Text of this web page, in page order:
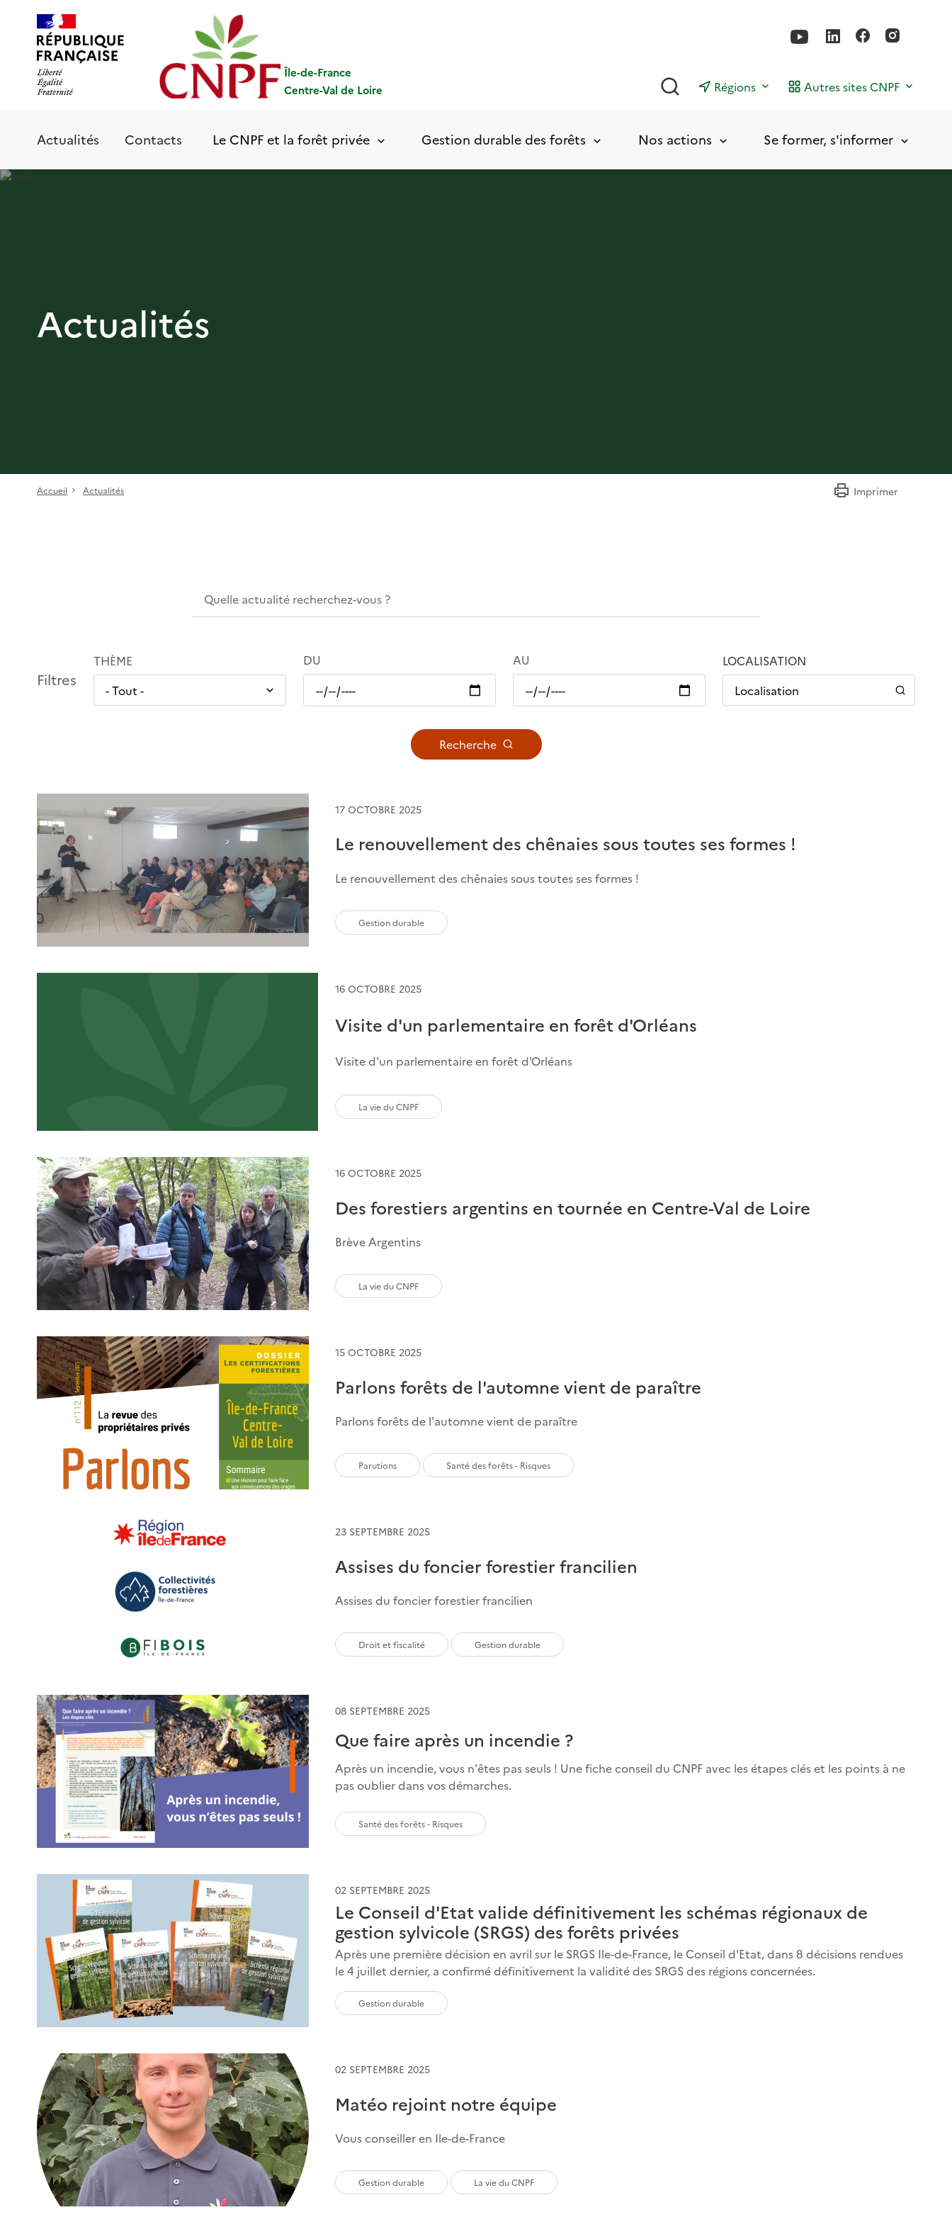
contenu
principal
Île-de-France
Centre-Val de Loire
Rechercher
Régions Autres sites CNPF
Actualités Contacts Le CNPF et la forêt privée Gestion durable des forêts Nos actions Se former, s'informer
Actualités
Accueil Actualités Imprimer
Filtres
THÈME DU AU
LOCALISATION
Localisation
Recherche
17 OCTOBRE 2025
Le renouvellement des chênaies sous toutes ses formes !
Le renouvellement des chênaies sous toutes ses formes !
Gestion durable
16 OCTOBRE 2025
Visite d'un parlementaire en forêt d'Orléans
Visite d'un parlementaire en forêt d'Orléans
La vie du CNPF
16 OCTOBRE 2025
Des forestiers argentins en tournée en Centre-Val de Loire
Brève Argentins
La vie du CNPF
15 OCTOBRE 2025
Parlons forêts de l'automne vient de paraître
Parlons forêts de l'automne vient de paraître
Parutions Santé des forêts - Risques
23 SEPTEMBRE 2025
Assises du foncier forestier francilien
Assises du foncier forestier francilien
Droit et fiscalité Gestion durable
08 SEPTEMBRE 2025
Que faire après un incendie ?
Après un incendie, vous n'êtes pas seuls ! Une fiche conseil du CNPF avec les étapes clés et les points à ne
pas oublier dans vos démarches.
Santé des forêts - Risques
02 SEPTEMBRE 2025
Le Conseil d'Etat valide définitivement les schémas régionaux de
gestion sylvicole (SRGS) des forêts privées
Après une première décision en avril sur le SRGS Ile-de-France, le Conseil d'Etat, dans 8 décisions rendues
le 4 juillet dernier, a confirmé définitivement la validité des SRGS des régions concernées.
Gestion durable
02 SEPTEMBRE 2025
Matéo rejoint notre équipe
Vous conseiller en Ile-de-France
Gestion durable La vie du CNPF